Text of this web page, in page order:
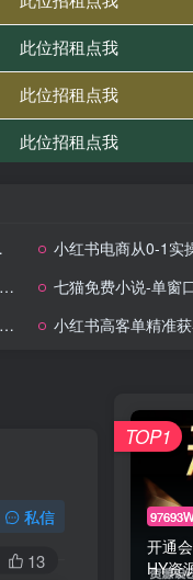
小红书电商从0-1实
七猫免费小说-单窗
小红书高客单精准获客
私信
13
开通
HY资
TOP1